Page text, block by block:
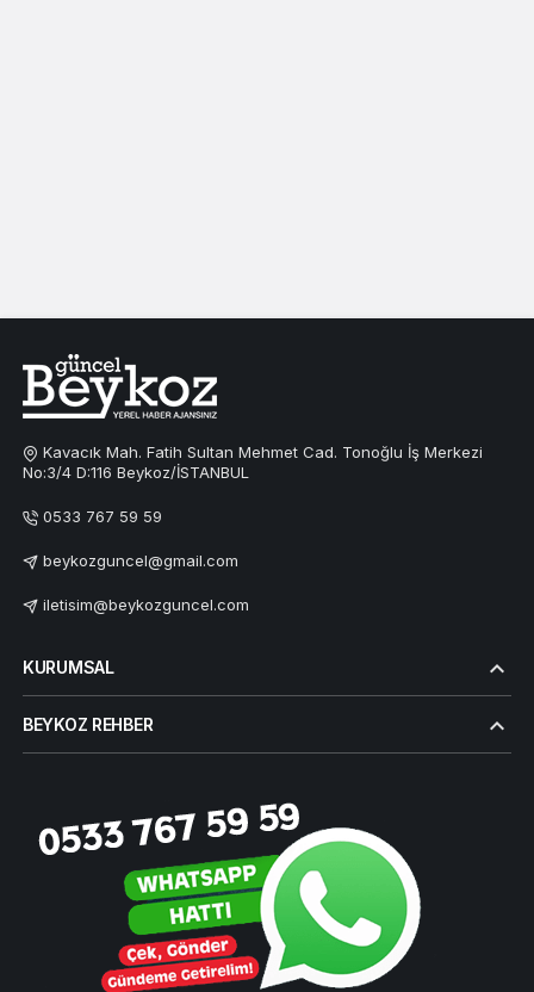
Kavacık Mah. Fatih Sultan Mehmet Cad. Tonoğlu İş Merkezi
No:3/4 D:116 Beykoz/İSTANBUL
0533 767 59 59
beykozguncel@gmail.com
iletisim@beykozguncel.com
KURUMSAL
BEYKOZ REHBER